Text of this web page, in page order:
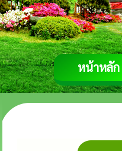
หน้าหลัก